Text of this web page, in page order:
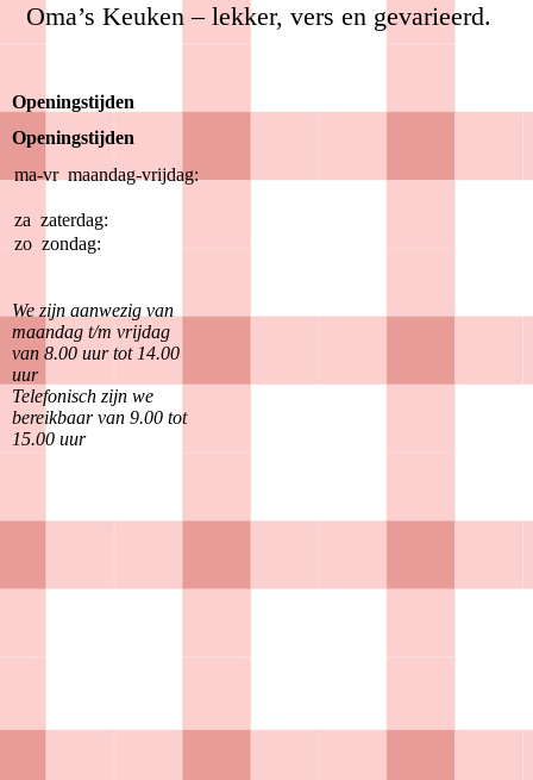
Oma’s Keuken – lekker, vers en gevarieerd.
Openingstijden
Openingstijden
ma-vr maandag-vrijdag:
za zaterdag:
zo zondag:
We zijn aanwezig van
maandag t/m vrijdag
van 8.00 uur tot 14.00
uur
Telefonisch zijn we
bereikbaar van 9.00 tot
15.00 uur